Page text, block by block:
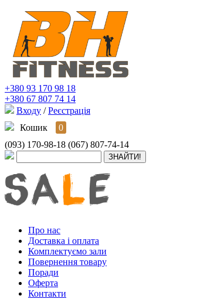
+380 93 170 98 18
+380 67 807 74 14
Входу / Реєстрація
Кошик
0
(093) 170-98-18 (067) 807-74-14
Про нас
Доставка і оплата
Комплектуємо зали
Повернення товару
Поради
Оферта
Контакти